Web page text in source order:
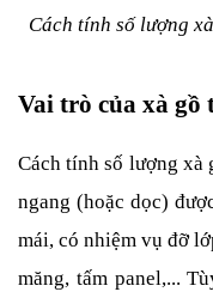
Cách tính số lượng
Vai trò của xà gồ
Cách tính số lượng xà
ngang (hoặc dọc)
mái, có nhiệm vụ đỡ
măng, tấm panel,...